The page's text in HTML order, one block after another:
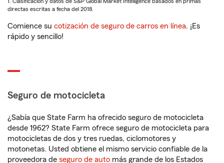
directas escritas a fecha del 2018.
Comience su cotización de seguro de carros en línea. ¡Es
rápido y sencillo!
Seguro de motocicleta
¿Sabía que State Farm ha ofrecido seguro de motocicleta
desde 1962? State Farm ofrece seguro de motocicleta para
motocicletas de dos y tres ruedas, ciclomotores y
motonetas. Usted obtiene el mismo servicio confiable de la
proveedora de seguro de auto más grande de los Estados